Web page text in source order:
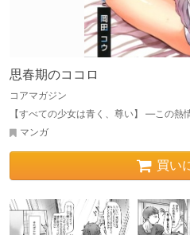
思春期のココロ
コアマガジン
【すべての少女は青く、尊い】 ―この熱
マンガ
買い